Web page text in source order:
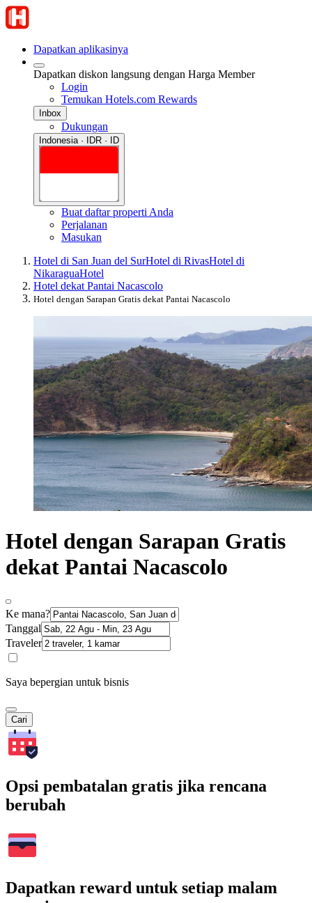
Dapatkan aplikasinya
Dapatkan diskon langsung dengan Harga Member
Login
Temukan Hotels.com Rewards
Inbox
Dukungan
Indonesia · IDR · ID
Buat daftar properti Anda
Perjalanan
Masukan
Hotel di San Juan del SurHotel di RivasHotel di
NikaraguaHotel
Hotel dekat Pantai Nacascolo
Hotel dengan Sarapan Gratis dekat Pantai Nacascolo
Hotel dengan Sarapan Gratis
dekat Pantai Nacascolo
Ke mana?
Tanggal
Traveler
Saya bepergian untuk bisnis
Cari
Opsi pembatalan gratis jika rencana
berubah
Dapatkan reward untuk setiap malam